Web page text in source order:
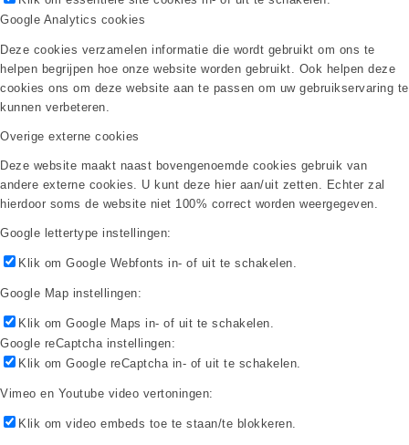
Google Analytics cookies
Deze cookies verzamelen informatie die wordt gebruikt om ons te
helpen begrijpen hoe onze website worden gebruikt. Ook helpen deze
cookies ons om deze website aan te passen om uw gebruikservaring te
kunnen verbeteren.
Overige externe cookies
Deze website maakt naast bovengenoemde cookies gebruik van
andere externe cookies. U kunt deze hier aan/uit zetten. Echter zal
hierdoor soms de website niet 100% correct worden weergegeven.
Google lettertype instellingen:
Klik om Google Webfonts in- of uit te schakelen.
Google Map instellingen:
Klik om Google Maps in- of uit te schakelen.
Google reCaptcha instellingen:
Klik om Google reCaptcha in- of uit te schakelen.
Vimeo en Youtube video vertoningen:
Klik om video embeds toe te staan/te blokkeren.